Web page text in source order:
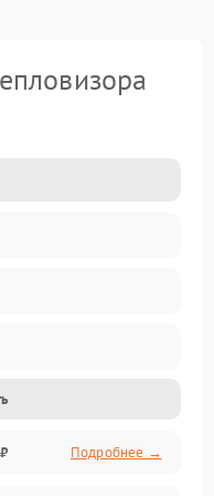
Подробнее →